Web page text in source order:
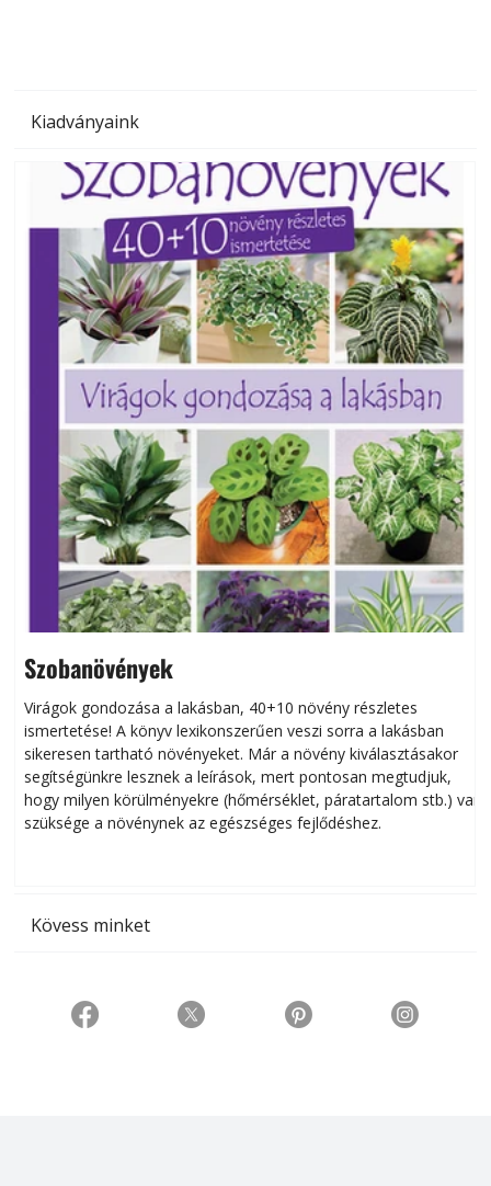
Kiadványaink
Szobanövények
Virágok gondozása a lakásban, 40+10 növény részletes
ismertetése! A könyv lexikonszerűen veszi sorra a lakásban
sikeresen tart­ha­tó növényeket. Már a növény kiválasztásakor
segítségünkre lesznek a leírások, mert pontosan megtudjuk,
hogy milyen körülményekre (hőmérséklet, páratartalom stb.) van
szüksége a növénynek az egészséges fejlődéshez.
Kövess minket